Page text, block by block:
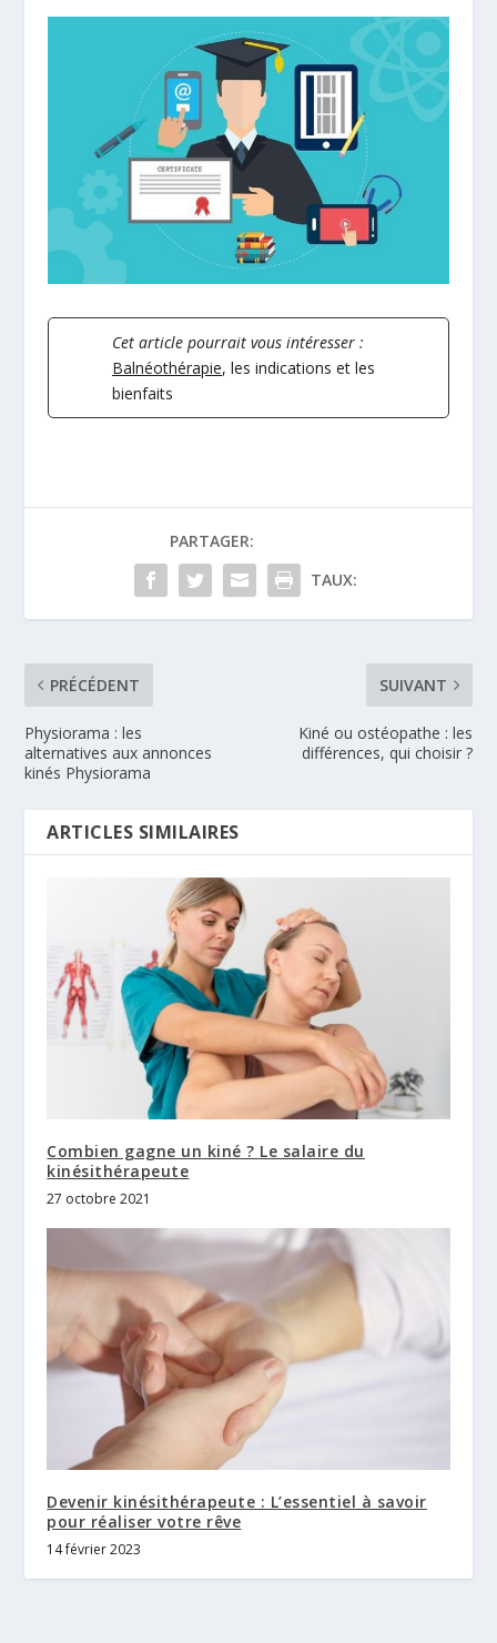
Cet article pourrait vous intéresser :
Balnéothérapie, les indications et les
bienfaits
PARTAGER:
TAUX:
PRÉCÉDENT
Physiorama : les
alternatives aux annonces
kinés Physiorama
SUIVANT
Kiné ou ostéopathe : les
différences, qui choisir ?
ARTICLES SIMILAIRES
Combien gagne un kiné ? Le salaire du
kinésithérapeute
27 octobre 2021
Devenir kinésithérapeute : L’essentiel à savoir
pour réaliser votre rêve
14 février 2023